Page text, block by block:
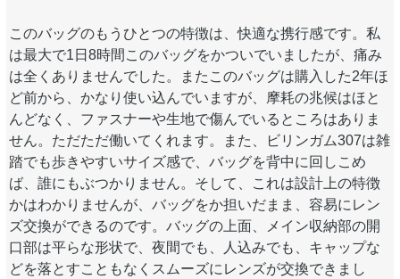
このバッグのもうひとつの特徴は、快適な携行感です。私
は最大で1日8時間このバッグをかついでいましたが、痛み
は全くありませんでした。またこのバッグは購入した2年ほ
ど前から、かなり使い込んでいますが、摩耗の兆候はほと
んどなく、ファスナーや生地で傷んでいるところはありま
せん。ただただ働いてくれます。また、ビリンガム307は雑
踏でも歩きやすいサイズ感で、バッグを背中に回しこめ
ば、誰にもぶつかりません。そして、これは設計上の特徴
かはわかりませんが、バッグをか担いだまま、容易にレン
ズ交換ができるのです。バッグの上面、メイン収納部の開
口部は平らな形状で、夜間でも、人込みでも、キャップな
どを落とすこともなくスムーズにレンズが交換できまし